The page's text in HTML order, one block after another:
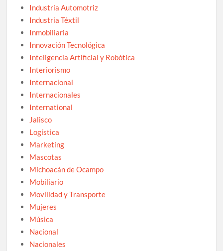
Industria Automotriz
Industria Téxtil
Inmobiliaria
Innovación Tecnológica
Inteligencia Artificial y Robótica
Interiorismo
Internacional
Internacionales
International
Jalisco
Logística
Marketing
Mascotas
Michoacán de Ocampo
Mobiliario
Movilidad y Transporte
Mujeres
Música
Nacional
Nacionales